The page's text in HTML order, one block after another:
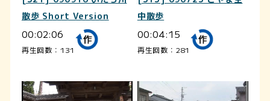
散歩 Short Version
00:02:06
再生回数：131
中散歩
00:04:15
再生回数：281